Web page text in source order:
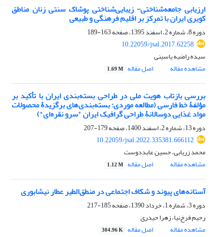
ارزیابی جامعه‌شناختی- زیبایی‌شناختی پوشاک سنتی زنان مناطق
کویری ایران با تمرکز بر اقلیم فرهنگی و طبیعی
دوره 8، شماره 2، اسفند 1395، صفحه
163-189
10.22059/jsal.2017.62258
سیده راضیه یاسینی
مشاهده مقاله
اصل مقاله 1.69 M
بررسی بازتاب هویت ملی در طراحی بسته‌بندی ایران با تأکید بر
مؤلفۀ خط فارسی (مطالعه موردی: بسته‌بندی‌های برگزیدۀ محصولات
مواد غذایی دوسالانۀ طراحی گرافیک ایران "سرو نقره‌ای")
دوره 13، شماره 2، اسفند 1400، صفحه
179-207
10.22059/jsal.2022.335381.666112
محمد زریابی، حسین عابددوست
مشاهده مقاله
اصل مقاله 1.12 M
آستانه‌های پیوند و شکاف اجتماعی در منطق‌الطیر عطار نیشابوری
دوره 3، شماره 1، خرداد 1390، صفحه
185-217
رحیم فرخ‌نیا، زهرا حیدری
مشاهده مقاله
اصل مقاله 304.96 K